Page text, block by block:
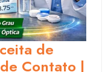
de
Contato |